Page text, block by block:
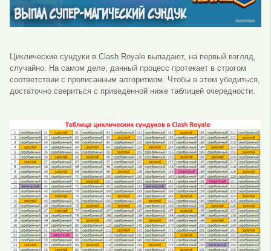
Циклические сундуки в Clash Royale выпадают, на первый взгляд,
случайно. На самом деле, данный процесс протекает в строгом
соответствии с прописанным алгоритмом. Чтобы в этом убедиться,
достаточно свериться с приведенной ниже таблицей очередности.